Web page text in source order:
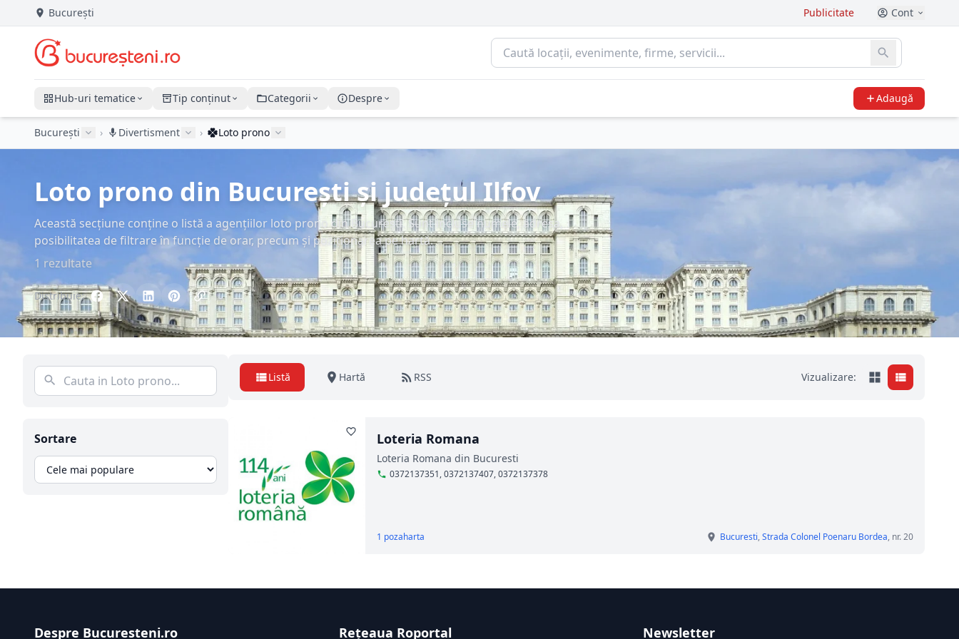
București Publicitate Cont
Hub-uri tematice Tip conținut Categorii Despre Adaugă
București › Divertisment › Loto prono
Loto prono din București și județul Ilfov
Această secțiune conține o listă a agențiilor loto prono din București. Sunt incluse numele, adresa,
posibilitatea de filtrare în funcție de orar, precum și poziționarea pe hartă.
1 rezultate
Distribuie:
Sortare
Listă Hartă RSS Vizualizare:
Loteria Romana
Loteria Romana din Bucuresti
0372137351, 0372137407, 0372137378
1 pozaharta Bucuresti,Strada Colonel Poenaru Bordea, nr. 20
Despre Bucuresteni.ro Rețeaua Roportal Newsletter